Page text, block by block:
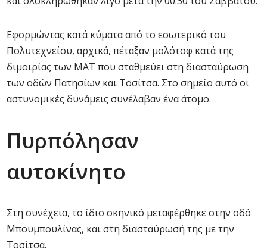
Εφορμώντας κατά κύματα από το εσωτερικό του
Πολυτεχνείου, αρχικά, πέταξαν μολότοφ κατά της
διμοιρίας των ΜΑΤ που σταθμεύει στη διασταύρωση
των οδών Πατησίων και Τοσίτσα. Στο σημείο αυτό οι
αστυνομικές δυνάμεις συνέλαβαν ένα άτομο.
Πυρπόλησαν
αυτοκίνητο
Στη συνέχεια, το ίδιο σκηνικό μεταφέρθηκε στην οδό
Μπουμπουλίνας, και στη διασταύρωσή της με την
Τοσίτσα.